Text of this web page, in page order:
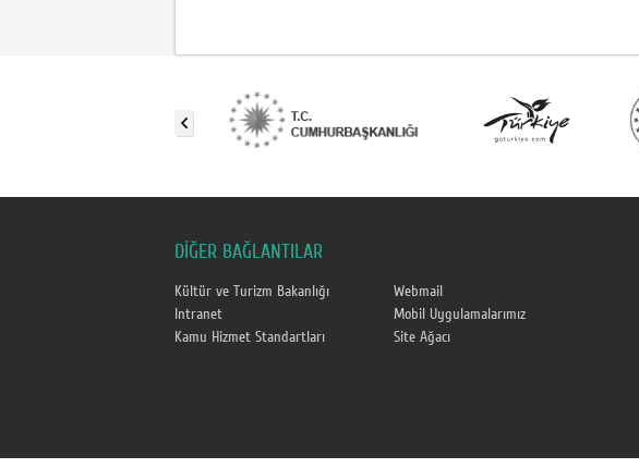
DİĞER BAĞLANTILAR
Kültür ve Turizm Bakanlığı
Webmail
Intranet
Mobil Uygulamalarımız
Kamu Hizmet Standartları
Site Ağacı